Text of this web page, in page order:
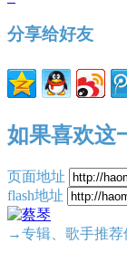
分享给好友
如果喜欢这
页面地址
flash地址
→专辑、歌手推